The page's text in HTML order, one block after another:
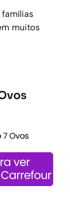
muitos